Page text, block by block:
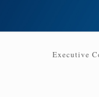
Executive